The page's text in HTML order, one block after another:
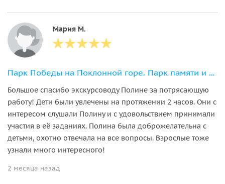
Мария М.
Парк Победы на Поклонной горе. Парк памяти и гордости!
Большое спасибо экскурсоводу Полине за потрясающую
работу! Дети были увлечены на протяжении 2 часов. Они с
интересом слушали Полину и с удовольствием принимали
участия в её заданиях. Полина была доброжелательна с
детьми, охотно отвечала на все вопросы. Взрослые тоже
узнали много интересного!
2 месяца назад